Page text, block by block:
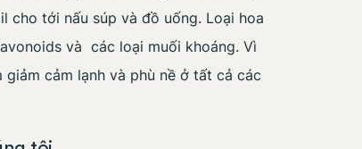
cho tới nấu súp và đồ uống. Loại hoa
và các loại muối khoáng. Vì
cảm lạnh và phù nề ở tất cả các